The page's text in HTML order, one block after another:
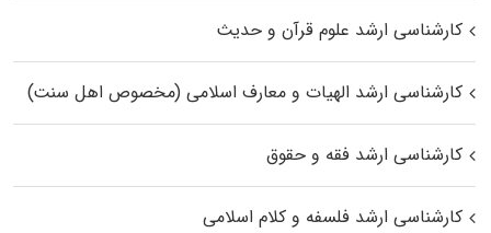
کارشناسی ارشد علوم قرآن و حدیث
کارشناسی ارشد الهیات و معارف اسلامی (مخصوص اهل سنت)
کارشناسی ارشد فقه و حقوق
کارشناسی ارشد فلسفه و کلام اسلامی